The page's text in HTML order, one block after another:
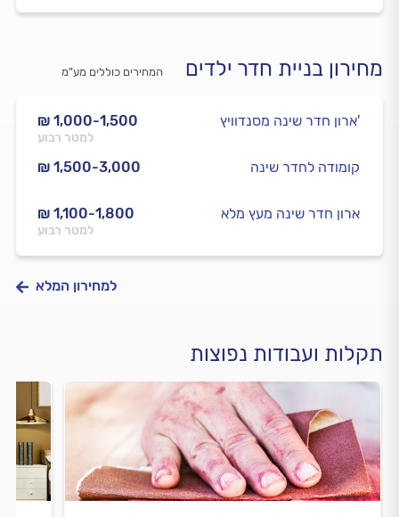
מחירון בניית חדר ילדים המחירים כוללים מע”מ
₪ 1,000-1,500
למטר רבוע
ארון חדר שינה מסנדוויץ'
₪ 1,500-3,000 קומודה לחדר שינה
₪ 1,100-1,800
למטר רבוע
ארון חדר שינה מעץ מלא
למחירון המלא
תקלות ועבודות נפוצות